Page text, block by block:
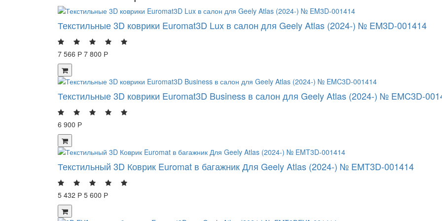
Текстильные 3D коврики Euromat3D Lux в салон для Geely Atlas (2024-) № EM3D-001414
7 566 Р 7 800 Р
Текстильные 3D коврики Euromat3D Business в салон для Geely Atlas (2024-) № EMC3D-
6 900 Р
Текстильный 3D Коврик Euromat в багажник Для Geely Atlas (2024-) № EMT3D-001414
5 432 Р 5 600 Р